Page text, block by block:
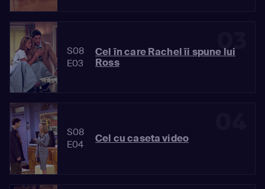
03
S08
E03
Cel în care Rachel îi spune lui
Ross
S08
E04
Cel cu caseta video